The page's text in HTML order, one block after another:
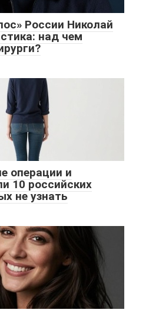
России Николай
над чем
операции и
10 российских
не узнать